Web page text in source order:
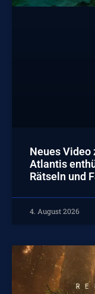
Neues Video
Atlantis
Rätseln und
4. August 2026